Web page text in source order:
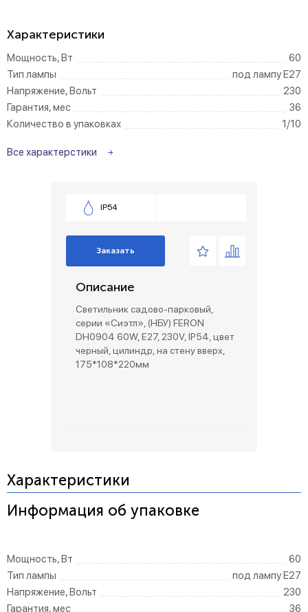
Характеристики
Мощность, Вт
60
Тип лампы
под лампу Е27
Напряжение, Вольт
230
Гарантия, мес
36
Количество в упаковках
1/10
Все характерстики
IP54
Заказать
Описание
Светильник садово-парковый,
серии «Сиэтл», (НБУ) FERON
DH0904 60W, E27, 230V, IP54, цвет
черный, цилиндр, на стену вверх,
175*108*220мм
Характеристики
Информация об упаковке
Мощность, Вт
60
Тип лампы
под лампу Е27
Напряжение, Вольт
230
Гарантия, мес
36